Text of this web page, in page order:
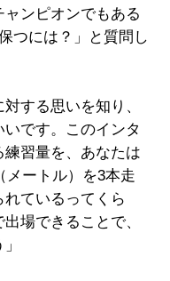
ンピオンでもある
つには？」と質問し
する思いを知り、
いです。このインタ
習量を、あなたは
メートル）を3本走
ているってくら
場できることで、